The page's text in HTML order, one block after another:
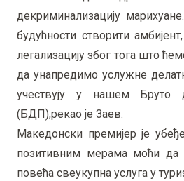
декриминализацију
будућности створити
легализацију због тога што
да унапредимо услужне
учествују у нашем Бруто
(БДП),рекао је Заев.
Македонски премијер је
позитивним мерама моћи да
повећа свеукупна услуга у